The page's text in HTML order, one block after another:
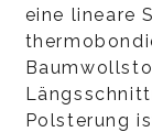
eine lineare
Polsterung